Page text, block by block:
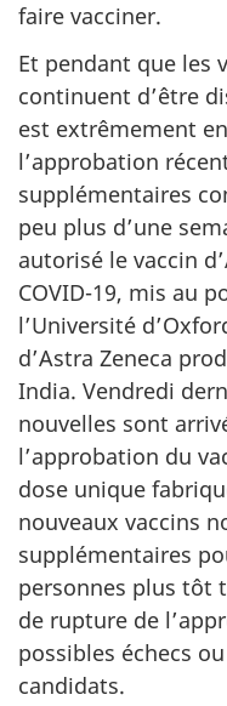
faire vacciner.
Et pendant que les
continuent d’être
est extrêmement
l’approbation
supplémentaires
peu plus d’une
autorisé le vaccin
COVID-19, mis au
l’Université
d’Astra Zeneca
India. Vendredi
nouvelles sont
l’approbation du
dose unique
nouveaux vaccins
supplémentaires
personnes plus tôt
de rupture de
possibles échecs
candidats.